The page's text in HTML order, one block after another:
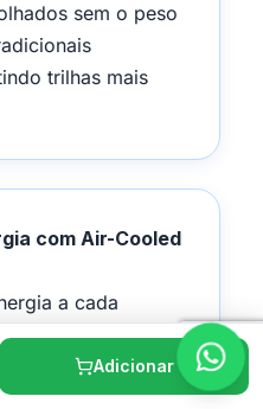
sem o peso
trilhas mais
com Air-Cooled
a cada
a temperatura
o cansaco
longas.
Adicionar